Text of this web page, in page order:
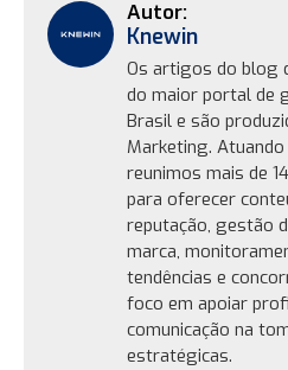
Knewin
Os artigos do blog
do maior portal de
Brasil e são
Marketing. Atuando
reunimos mais de
para oferecer
reputação, gestão
marca,
tendências e
foco em apoiar
comunicação na
estratégicas.